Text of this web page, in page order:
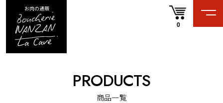
お肉の通販
0
PRODUCTS
商品一覧